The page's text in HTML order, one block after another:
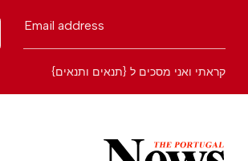
Email address
קראתי ואני מסכים ל {תנאים ותנאים}